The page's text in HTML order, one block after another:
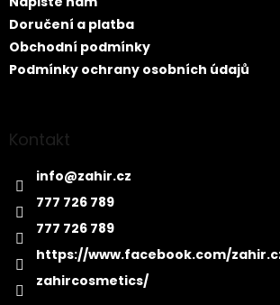
Doručení a platba
Obchodní podmínky
Podmínky ochrany osobních údajů
Kontakt
info@zahir.cz
777 726 789
777 726 789
https://www.facebook.com/
zahircosmetics/